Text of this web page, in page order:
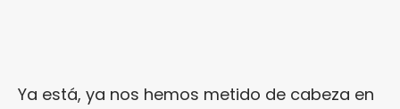
Ya está, ya nos hemos metido de cabeza en